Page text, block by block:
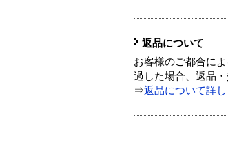
返品について
お客様のご都合に
過した場合、返品
⇒返品について詳